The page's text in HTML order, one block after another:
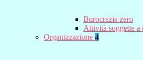
Burocrazia zero
Attività soggette a
Organizzazione 4